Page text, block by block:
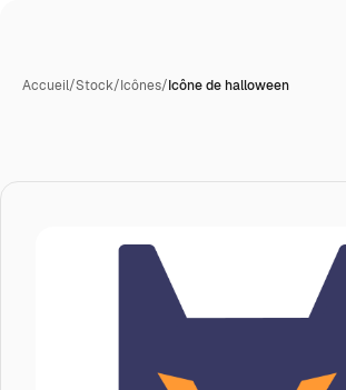
Accueil/Stock/Icônes/Icône de halloween